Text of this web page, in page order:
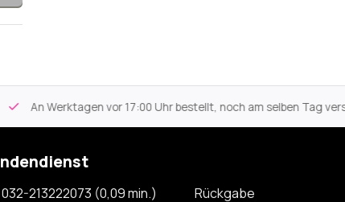
An Werktagen vor 17:00 Uhr bestellt, noch am selben Tag versandt
032-213222073 (0,09 min.)
Rückgabe